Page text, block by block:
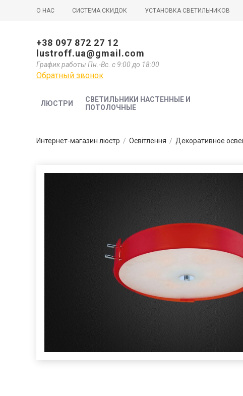
О НАС СИСТЕМА СКИДОК УСТАНОВКА СВЕТИЛЬНИКОВ
+38 097 872 27 12
lustroff.ua@gmail.com
График работы Пн.-Вс. с 9:00 до 18:00
Обратный звонок
ЛЮСТРИ
СВЕТИЛЬНИКИ НАСТЕННЫЕ И
ПОТОЛОЧНЫЕ
Интернет-магазин люстр / Освітлення / Декоративное